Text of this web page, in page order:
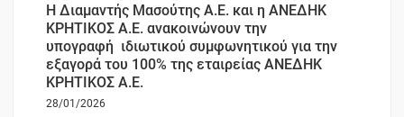
Η Διαμαντής Μασούτης Α.Ε. και η ΑΝΕΔΗΚ
ΚΡΗΤΙΚΟΣ Α.Ε. ανακοινώνουν την
υπογραφή ιδιωτικού συμφωνητικού για την
εξαγορά του 100% της εταιρείας ΑΝΕΔΗΚ
ΚΡΗΤΙΚΟΣ Α.Ε.
28/01/2026